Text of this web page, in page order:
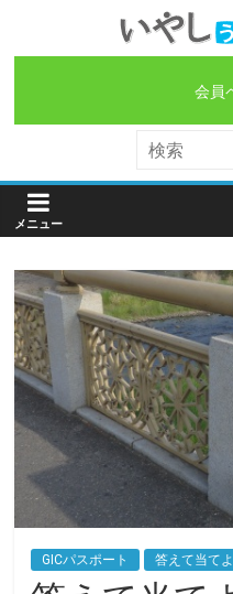
会員
GICパスポート 答えて当て